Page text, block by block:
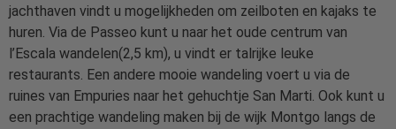
jachthaven vindt u mogelijkheden om zeilboten en kajaks te
huren. Via de Passeo kunt u naar het oude centrum van
l’Escala wandelen(2,5 km), u vindt er talrijke leuke
restaurants. Een andere mooie wandeling voert u via de
ruines van Empuries naar het gehuchtje San Marti. Ook kunt u
een prachtige wandeling maken bij de wijk Montgo langs de